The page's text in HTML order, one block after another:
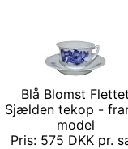
Blå Blomst Flettet
Sjælden tekop -
model
Pris: 575 DKK pr.